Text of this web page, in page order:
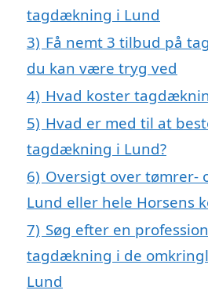
tagdækning i Lund
3) Få nemt 3 tilbud på
du kan være tryg ved
4) Hvad koster
5) Hvad er med til at
tagdækning i Lund?
6) Oversigt over tømrer-
Lund eller hele Horsens
7) Søg efter en
tagdækning i de
Lund